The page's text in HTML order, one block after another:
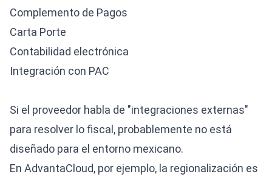
Complemento de Pagos
Carta Porte
Contabilidad electrónica
Integración con PAC
Si el proveedor habla de "integraciones externas"
para resolver lo fiscal, probablemente no está
diseñado para el entorno mexicano.
En AdvantaCloud, por ejemplo, la regionalización es